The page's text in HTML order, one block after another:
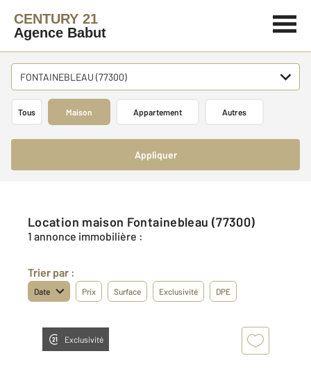
CENTURY 21
Agence Babut
FONTAINEBLEAU (77300)
Tous Maison Appartement Autres
Appliquer
Location maison Fontainebleau (77300)
1 annonce immobilière :
Trier par :
Date Prix Surface Exclusivité DPE
Exclusivité